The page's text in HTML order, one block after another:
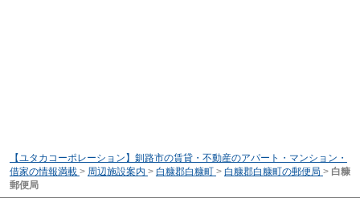
【ユタカコーポレーション】釧路市の賃貸・不動産のアパート・マンション・
借家の情報満載 > 周辺施設案内 > 白糠郡白糠町 > 白糠郡白糠町の郵便局 > 白糠
郵便局